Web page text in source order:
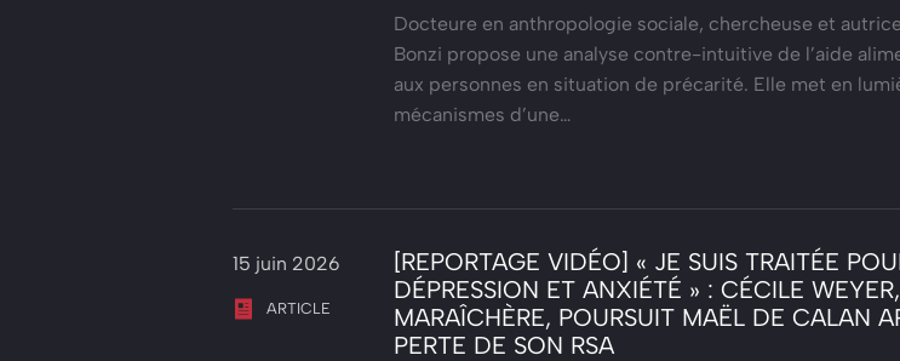
Docteure en anthropologie sociale, chercheuse et
Bonzi propose une analyse contre-intuitive de l’aide
aux personnes en situation de précarité. Elle met en
mécanismes d’une…
15 juin 2026
ARTICLE
[REPORTAGE VIDÉO] « JE SUIS TRAITÉE
DÉPRESSION ET ANXIÉTÉ » : CÉCILE WEYER,
MARAÎCHÈRE, POURSUIT MAËL DE CALAN
PERTE DE SON RSA